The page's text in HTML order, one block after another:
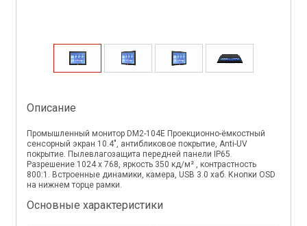
Описание
Промышленный монитор DM2-104E Проекционно-ёмкостный
сенсорный экран 10.4", антибликовое покрытие, Anti-UV
покрытие. Пылевлагозащита передней панели IP65.
Разрешение 1024 x 768, яркость 350 кд/м² , контрастность
800:1. Встроенные динамики, камера, USB 3.0 хаб. Кнопки OSD
на нижнем торце рамки.
Основные характеристики